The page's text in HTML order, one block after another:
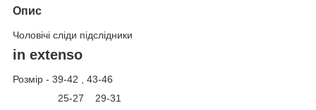
Опис
Чоловічі сліди підслідники
in extenso
Розмір - 39-42 , 43-46
25-27 29-31